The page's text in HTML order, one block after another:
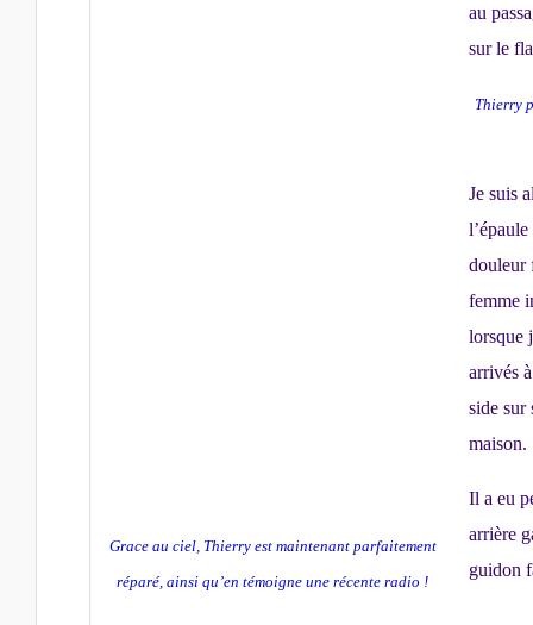
Grace au ciel, Thierry est maintenant parfaitement
réparé, ainsi qu’en témoigne une récente radio !
au
sur le
Thierry
Je suis
douleur
femme
lorsque
arrivés
side sur
maison.
Il a eu
arrière
guidon